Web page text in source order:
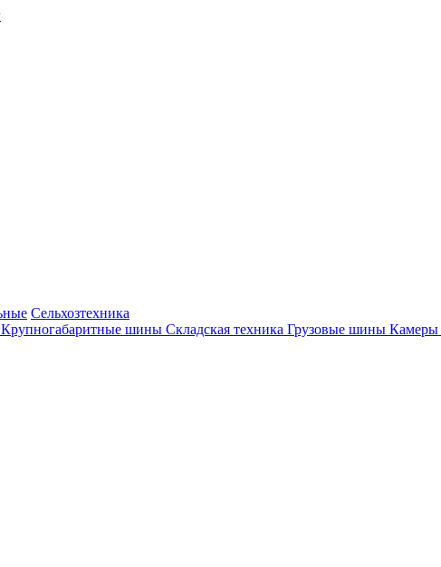
Сельхозтехника
Крупногабаритные шины Складская техника Грузовые шины Камеры